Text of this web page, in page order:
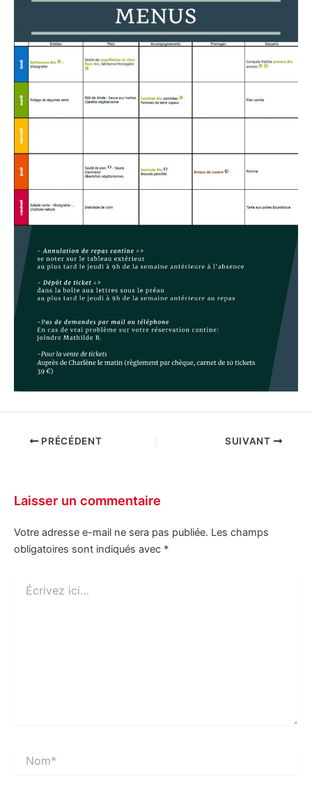
PRÉCÉDENT SUIVANT
Laisser un commentaire
Votre adresse e-mail ne sera pas publiée. Les champs
obligatoires sont indiqués avec *
ici…